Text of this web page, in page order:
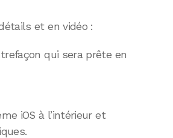
et en vidéo :
qui sera prête en
iOS à l’intérieur et